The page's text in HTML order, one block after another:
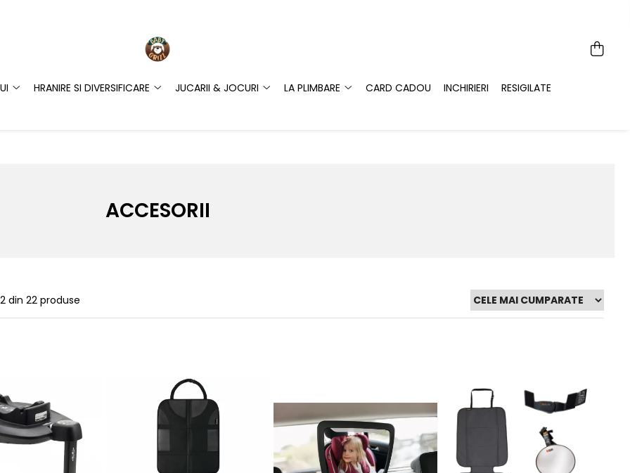
HRANIRE SI DIVERSIFICARE JUCARII & JOCURI LA PLIMBARE CARD CADOU INCHIRIERI
RESIGILATE
ACCESORII
din 22 produse